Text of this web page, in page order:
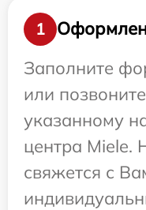
1
Заполните
или
указанному
центра Miele.
свяжется с